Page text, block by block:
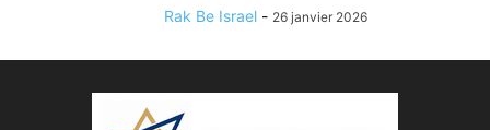
Rak Be Israel - 26 janvier 2026